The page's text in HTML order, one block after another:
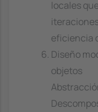
locales
eficiencia
Diseño
objetos